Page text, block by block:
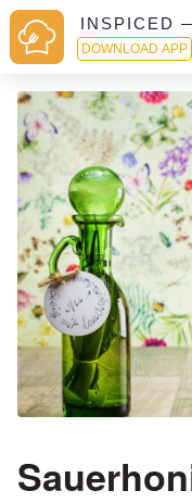
INSPICED
DOWNLOAD APP